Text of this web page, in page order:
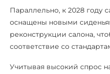
Параллельно, к 2028 году
оснащены новыми
реконструкции салона,
соответствие со
Учитывая высокий спрос